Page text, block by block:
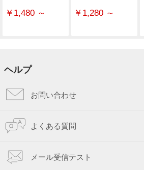
￥1,480 ～ ￥1,280 ～
ヘルプ
お問い合わせ
よくある質問
メール受信テスト